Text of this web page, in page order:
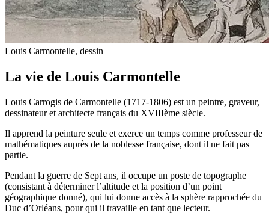
Louis Carmontelle, dessin
La vie de Louis Carmontelle
Louis Carrogis de Carmontelle (1717-1806) est un peintre, graveur,
dessinateur et architecte français du XVIIIème siècle.
Il apprend la peinture seule et exerce un temps comme professeur de
mathématiques auprès de la noblesse française, dont il ne fait pas
partie.
Pendant la guerre de Sept ans, il occupe un poste de topographe
(consistant à déterminer l’altitude et la position d’un point
géographique donné), qui lui donne accès à la sphère rapprochée du
Duc d’Orléans, pour qui il travaille en tant que lecteur.